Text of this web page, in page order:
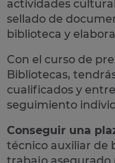
actividades
sellado de
biblioteca y
Con el curso de
Bibliotecas,
cualificados y
seguimiento
Conseguir una
técnico auxiliar de